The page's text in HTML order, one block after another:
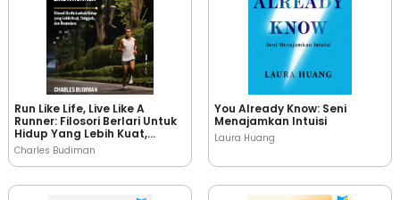
Run Like Life, Live Like A
Runner: Filosori Berlari Untuk
Hidup Yang Lebih Kuat,
Tangguh, Dan Bermakna
Charles Budiman
You Already Know: Seni
Menajamkan Intuisi
Laura Huang